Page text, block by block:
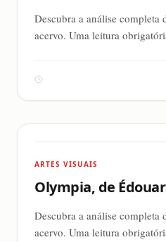
Descubra a análise completa
acervo. Uma leitura
ARTES VISUAIS
Olympia, de
Descubra a análise completa
acervo. Uma leitura